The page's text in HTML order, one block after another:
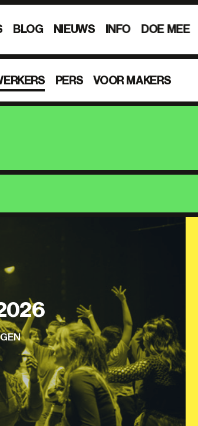
BLOG NIEUWS INFO DOE MEE
PERS VOOR MAKERS